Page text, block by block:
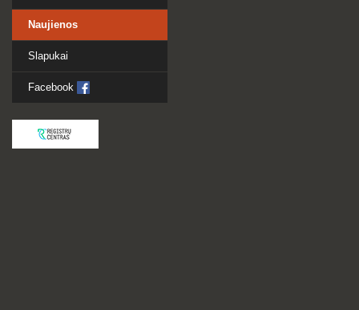
Naujienos
Slapukai
Facebook